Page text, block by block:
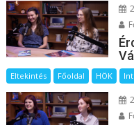
Eltekintés Főoldal HÖK